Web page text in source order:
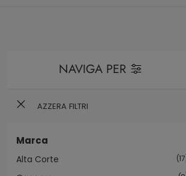
NAVIGA PER
AZZERA FILTRI
Marca
Alta Corte 17